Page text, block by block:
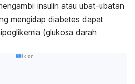
insulin atau ubat-ubatan
mengidap diabetes dapat
(glukosa darah
Iklan